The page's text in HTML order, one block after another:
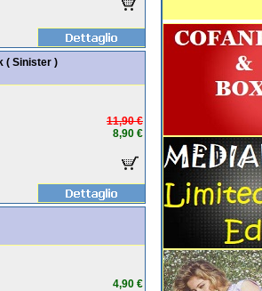
( Sinister )
11,90 €
8,90 €
4,90 €